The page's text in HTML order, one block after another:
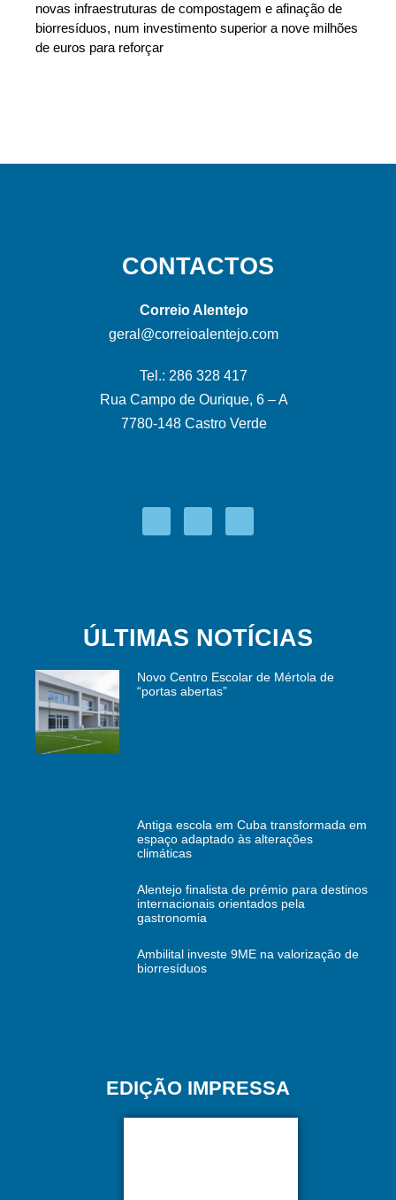
novas infraestruturas de compostagem e afinação de
biorresíduos, num investimento superior a nove milhões
de euros para reforçar
CONTACTOS
Correio Alentejo
geral@correioalentejo.com
Tel.: 286 328 417
Rua Campo de Ourique, 6 – A
7780-148 Castro Verde
ÚLTIMAS NOTÍCIAS
Novo Centro Escolar de Mértola de
“portas abertas”
Antiga escola em Cuba transformada em
espaço adaptado às alterações
climáticas
Alentejo finalista de prémio para destinos
internacionais orientados pela
gastronomia
Ambilital investe 9ME na valorização de
biorresíduos
EDIÇÃO IMPRESSA